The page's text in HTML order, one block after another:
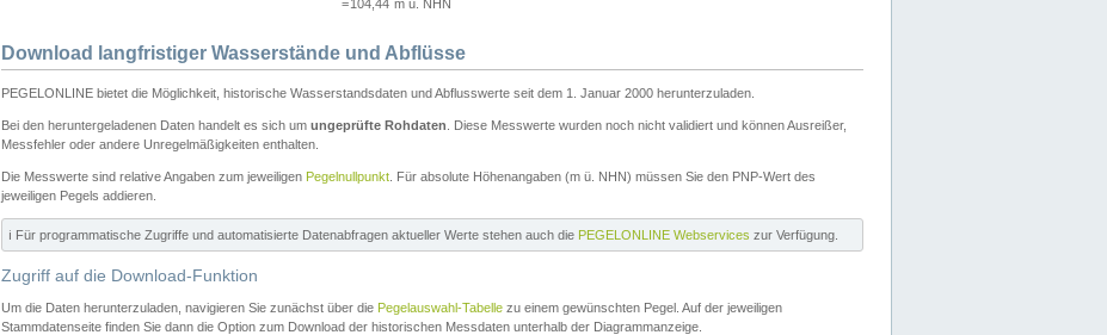
=104,44 m ü. NHN
Download langfristiger Wasserstände und Abflüsse
PEGELONLINE bietet die Möglichkeit, historische Wasserstandsdaten und Abflusswerte seit dem 1. Januar 2000 herunterzuladen.
Bei den heruntergeladenen Daten handelt es sich um ungeprüfte Rohdaten . Diese Messwerte wurden noch nicht validiert und können Ausreißer,
Messfehler oder andere Unregelmäßigkeiten enthalten.
Die Messwerte sind relative Angaben zum jeweiligen Pegelnullpunkt . Für absolute Höhenangaben (m ü. NHN) müssen Sie den PNP-Wert des
jeweiligen Pegels addieren.
ℹ️ Für programmatische Zugriffe und automatisierte Datenabfragen aktueller Werte stehen auch die PEGELONLINE Webservices zur Verfügung.
Zugriff auf die Download-Funktion
Um die Daten herunterzuladen, navigieren Sie zunächst über die Pegelauswahl-Tabelle zu einem gewünschten Pegel. Auf der jeweiligen
Stammdatenseite finden Sie dann die Option zum Download der historischen Messdaten unterhalb der Diagrammanzeige.